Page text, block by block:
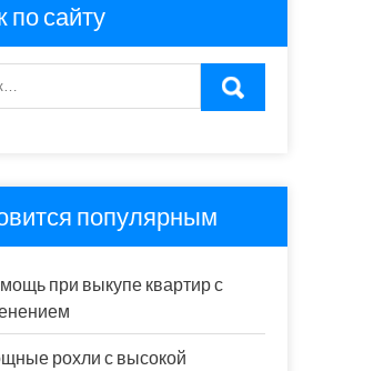
по сайту
популярным
при выкупе квартир с
рохли с высокой